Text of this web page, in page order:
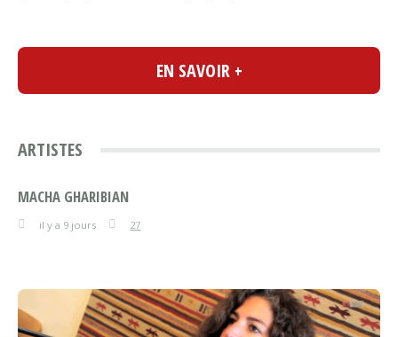
EN SAVOIR +
ARTISTES
MACHA GHARIBIAN
il y a 9 jours 27